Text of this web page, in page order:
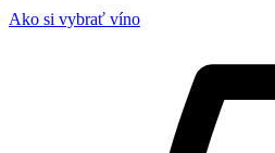
Ako si vybrať víno